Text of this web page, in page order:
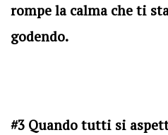
rompe la calma che ti
godendo.
#3 Quando tutti si